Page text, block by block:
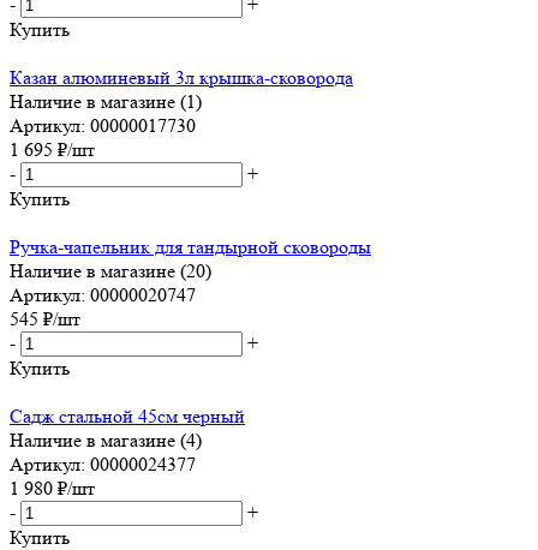
Купить
Казан алюминевый 3л крышка-сковорода
Наличие в магазине (1)
Артикул: 00000017730
1 695 ₽/шт
-
+
Купить
Ручка-чапельник для тандырной сковороды
Наличие в магазине (20)
Артикул: 00000020747
545 ₽/шт
-
+
Купить
Садж стальной 45см черный
Наличие в магазине (4)
Артикул: 00000024377
1 980 ₽/шт
-
+
Купить